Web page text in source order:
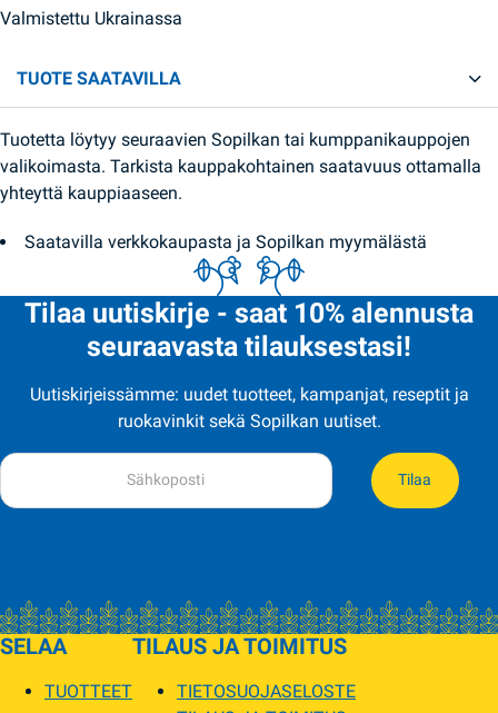
Valmistettu Ukrainassa
TUOTE SAATAVILLA
Tuotetta löytyy seuraavien Sopilkan tai kumppanikauppojen
valikoimasta. Tarkista kauppakohtainen saatavuus ottamalla
yhteyttä kauppiaaseen.
Saatavilla verkkokaupasta ja Sopilkan myymälästä
Tilaa uutiskirje - saat 10% alennusta
seuraavasta tilauksestasi!
Uutiskirjeissämme: uudet tuotteet, kampanjat, reseptit ja
ruokavinkit sekä Sopilkan uutiset.
Tilaa
SELAA
TUOTTEET
TILAUS JA TOIMITUS
TIETOSUOJASELOSTE